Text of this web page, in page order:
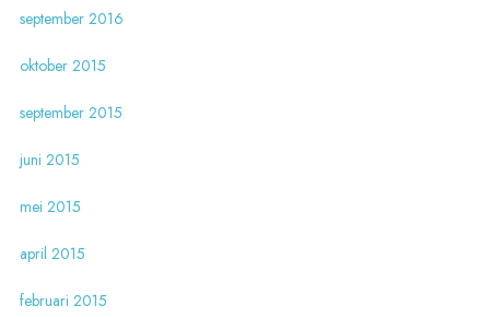
september 2016
oktober 2015
september 2015
juni 2015
mei 2015
april 2015
februari 2015